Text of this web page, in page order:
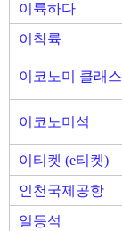
이륙하다
이착륙
이코노미 클래스
이코노미석
이티켓 (e티켓)
인천국제공항
일등석